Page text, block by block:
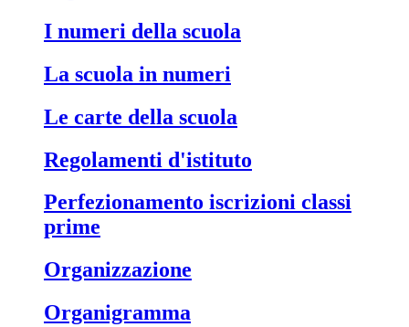
i numeri della scuola
la scuola in numeri
le carte della scuola
regolamenti d'istituto
perfezionamento iscrizioni classi
prime
organizzazione
organigramma